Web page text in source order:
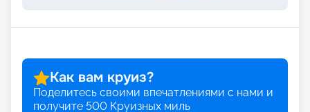
Как вам круиз?
Поделитесь своими впечатлениями с нами и
получите 500 Круизных миль